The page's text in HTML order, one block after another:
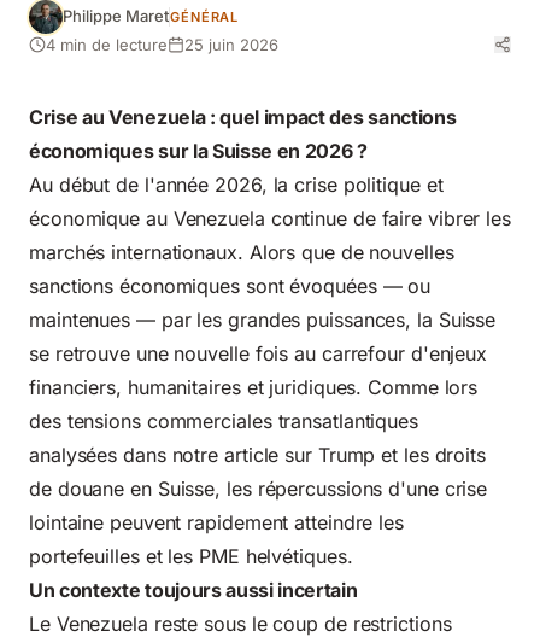
Philippe MaretGÉNÉRAL
4 min de lecture 25 juin 2026
Crise au Venezuela : quel impact des sanctions
économiques sur la Suisse en 2026 ?
Au début de l'année 2026, la crise politique et
économique au Venezuela continue de faire vibrer les
marchés internationaux. Alors que de nouvelles
sanctions économiques sont évoquées — ou
maintenues — par les grandes puissances, la Suisse
se retrouve une nouvelle fois au carrefour d'enjeux
financiers, humanitaires et juridiques. Comme lors
des tensions commerciales transatlantiques
analysées dans notre article sur Trump et les droits
de douane en Suisse, les répercussions d'une crise
lointaine peuvent rapidement atteindre les
portefeuilles et les PME helvétiques.
Un contexte toujours aussi incertain
Le Venezuela reste sous le coup de restrictions